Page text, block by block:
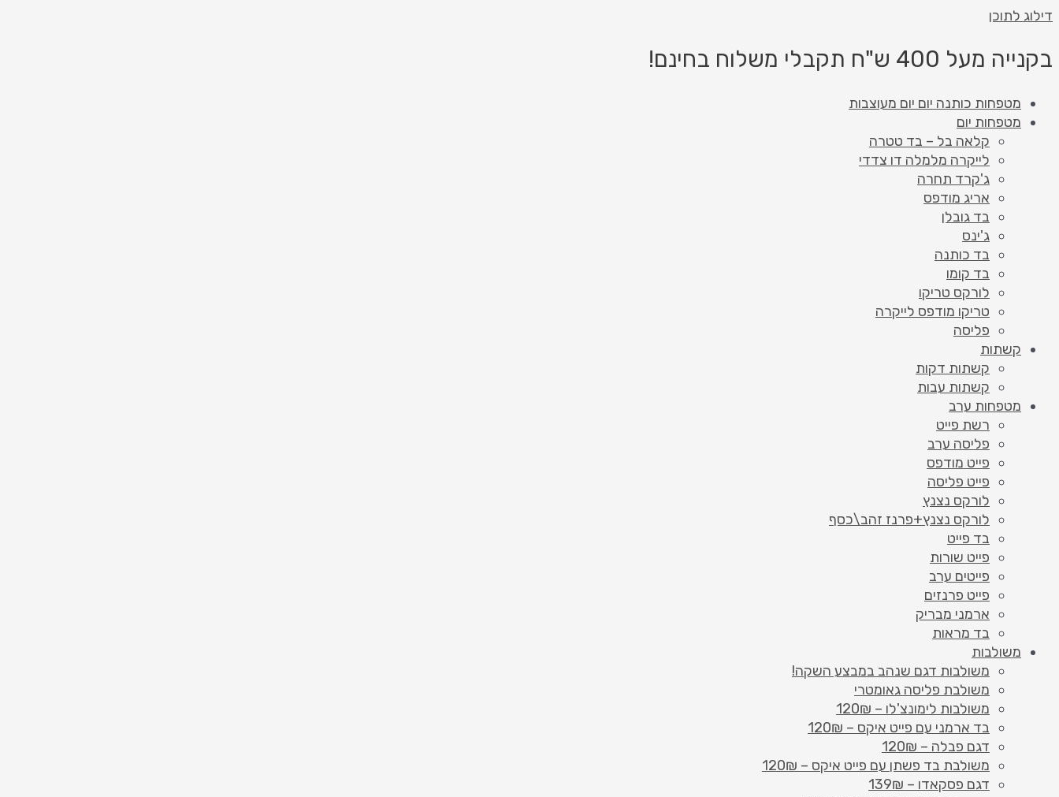
דילוג לתוכן
בקנייה מעל 400 ש"ח תקבלי משלוח בחינם!
מטפחות כותנה יום יום מעוצבות
מטפחות יום
קלאה בל – בד טטרה
לייקרה מלמלה דו צדדי
ג'קרד תחרה
אריג מודפס
בד גובלן
ג'ינס
בד כותנה
בד קומו
לורקס טריקו
טריקו מודפס לייקרה
פליסה
קשתות
קשתות דקות
קשתות עבות
מטפחות ערב
רשת פייט
פליסה ערב
פייט מודפס
פייט פליסה
לורקס נצנץ
לורקס נצנץ+פרנז זהב\כסף
בד פייט
פייט שורות
פייטים ערב
פייט פרנזים
ארמני מבריק
בד מראות
משולבות
משולבות דגם שנהב במבצע השקה!
משולבת פליסה גאומטרי
משולבות לימונצ'לו – 120₪
בד ארמני עם פייט איקס – 120₪
דגם פבלה – 120₪
משולבת בד פשתן עם פייט איקס – 120₪
דגם פסקאדו – 139₪